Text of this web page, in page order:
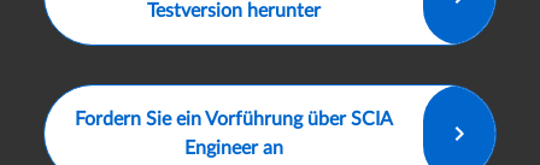
Testversion herunter
Fordern Sie ein Vorführung über SCIA
Engineer an